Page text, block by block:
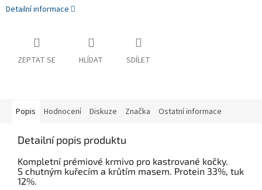
Detailní informace
ZEPTAT SE HLÍDAT SDÍLET
Popis Hodnocení Diskuze Značka Ostatní informace
Detailní popis produktu
Kompletní prémiové krmivo pro kastrované kočky.
S chutným kuřecím a krůtím masem. Protein 33%, tuk
12%.